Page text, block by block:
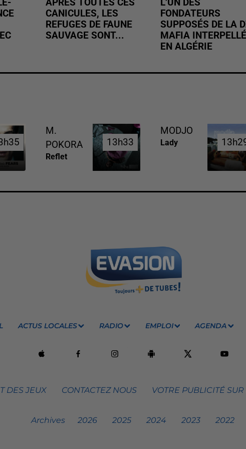
APRÈS TOUTES CES
CANICULES, LES
REFUGES DE FAUNE
SAUVAGE SONT...
L’UN DES
FONDATEURS
SUPPOSÉS DE LA
MAFIA INTERPELLÉ
EN ALGÉRIE
M.
POKORA
Reflet
13h33
13h33
MODJO
Lady
ACTUS LOCALES RADIO EMPLOI AGENDA
DES JEUX CONTACTEZ NOUS VOTRE PUBLICITÉ
Archives 2026 2025 2024 2023 2022